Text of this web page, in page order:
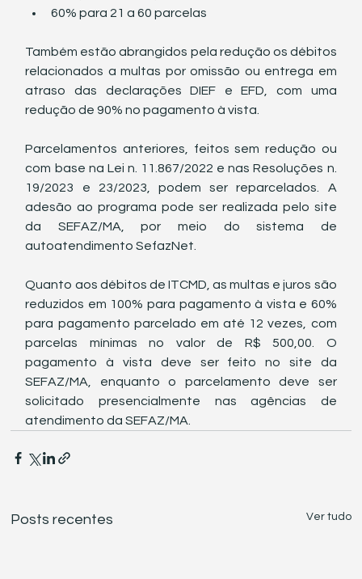
60% para 21 a 60 parcelas
Também estão abrangidos pela redução os débitos
relacionados a multas por omissão ou entrega em
atraso das declarações DIEF e EFD, com uma
redução de 90% no pagamento à vista.
Parcelamentos anteriores, feitos sem redução ou
com base na Lei n. 11.867/2022 e nas Resoluções n.
19/2023 e 23/2023, podem ser reparcelados. A
adesão ao programa pode ser realizada pelo site
da SEFAZ/MA, por meio do sistema de
autoatendimento SefazNet.
Quanto aos débitos de ITCMD, as multas e juros são
reduzidos em 100% para pagamento à vista e 60%
para pagamento parcelado em até 12 vezes, com
parcelas mínimas no valor de R$ 500,00. O
pagamento à vista deve ser feito no site da
SEFAZ/MA, enquanto o parcelamento deve ser
solicitado presencialmente nas agências de
atendimento da SEFAZ/MA.
Posts recentes Ver tudo